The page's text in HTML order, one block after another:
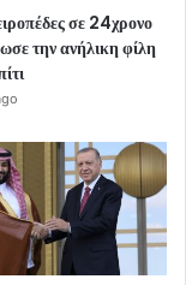
σε 24χρονο
την ανήλικη φίλη